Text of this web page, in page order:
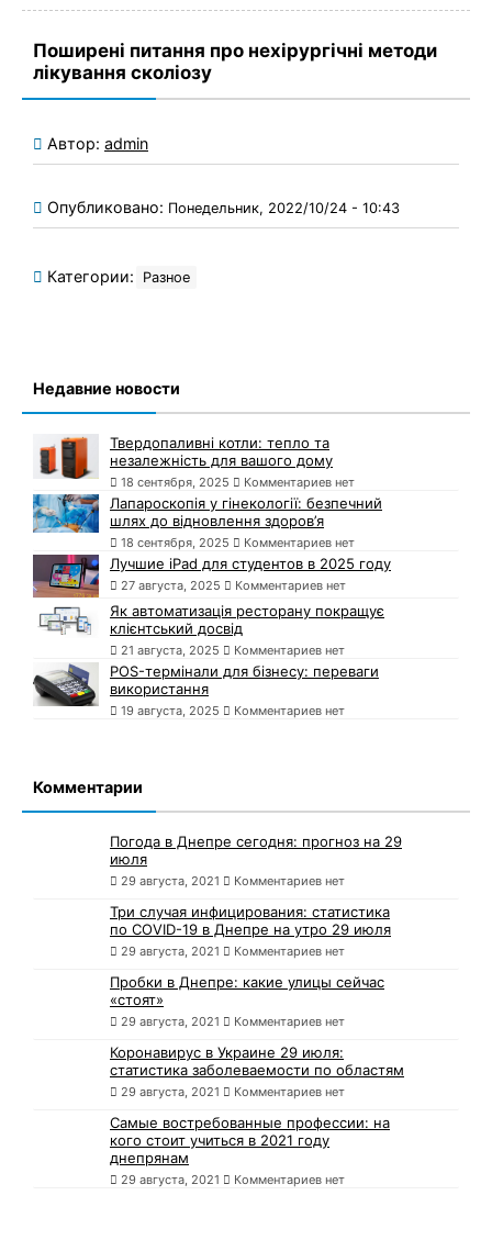
Поширені питання про нехірургічні методи
лікування сколіозу
Автор: admin
Опубликовано: Понедельник, 2022/10/24 - 10:43
Категории: Разное
Недавние новости
Твердопаливні котли: тепло та
незалежність для вашого дому
18 сентября, 2025 Комментариев нет
Лапароскопія у гінекології: безпечний
шлях до відновлення здоров’я
18 сентября, 2025 Комментариев нет
Лучшие iPad для студентов в 2025 году
27 августа, 2025 Комментариев нет
Як автоматизація ресторану покращує
клієнтський досвід
21 августа, 2025 Комментариев нет
POS-термінали для бізнесу: переваги
використання
19 августа, 2025 Комментариев нет
Комментарии
Погода в Днепре сегодня: прогноз на 29
июля
29 августа, 2021 Комментариев нет
Три случая инфицирования: статистика
по COVID-19 в Днепре на утро 29 июля
29 августа, 2021 Комментариев нет
Пробки в Днепре: какие улицы сейчас
«стоят»
29 августа, 2021 Комментариев нет
Коронавирус в Украине 29 июля:
статистика заболеваемости по областям
29 августа, 2021 Комментариев нет
Самые востребованные профессии: на
кого стоит учиться в 2021 году
днепрянам
29 августа, 2021 Комментариев нет